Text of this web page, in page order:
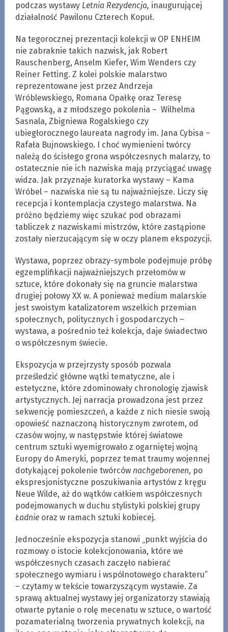
podczas wystawy Letnia Rezydencja, inaugurującej
działalność Pawilonu Czterech Kopuł.
Na tegorocznej prezentacji kolekcji w OP ENHEIM
nie zabraknie takich nazwisk, jak Robert
Rauschenberg, Anselm Kiefer, Wim Wenders czy
Reiner Fetting. Z kolei polskie malarstwo
reprezentowane jest przez Andrzeja
Wróblewskiego, Romana Opałkę oraz Teresę
Pągowską, a z młodszego pokolenia – Wilhelma
Sasnala, Zbigniewa Rogalskiego czy
ubiegłorocznego laureata nagrody im. Jana Cybisa –
Rafała Bujnowskiego. I choć wymienieni twórcy
należą do ścisłego grona współczesnych malarzy, to
ostatecznie nie ich nazwiska mają przyciągać uwagę
widza. Jak przyznaje kuratorka wystawy – Kama
Wróbel – nazwiska nie są tu najważniejsze. Liczy się
recepcja i kontemplacja czystego malarstwa. Na
próżno będziemy więc szukać pod obrazami
tabliczek z nazwiskami mistrzów, które zastąpione
zostały nierzucającym się w oczy planem ekspozycji.
Wystawa, poprzez obrazy-symbole podejmuje próbę
egzemplifikacji najważniejszych przełomów w
sztuce, które dokonały się na gruncie malarstwa
drugiej połowy XX w. A ponieważ medium malarskie
jest swoistym katalizatorem wszelkich przemian
społecznych, politycznych i gospodarczych –
wystawa, a pośrednio też kolekcja, daje świadectwo
o współczesnym świecie.
Ekspozycja w przejrzysty sposób pozwala
prześledzić główne wątki tematyczne, ale i
estetyczne, które zdominowały chronologię zjawisk
artystycznych. Jej narracja prowadzona jest przez
sekwencję pomieszczeń, a każde z nich niesie swoją
opowieść naznaczoną historycznym zwrotem, od
czasów wojny, w następstwie której światowe
centrum sztuki wyemigrowało z ogarniętej wojną
Europy do Ameryki, poprzez temat traumy wojennej
dotykającej pokolenie twórców nachgeborenen, po
ekspresjonistyczne poszukiwania artystów z kręgu
Neue Wilde, aż do wątków całkiem współczesnych
podejmowanych w duchu stylistyki polskiej grupy
Ładnie oraz w ramach sztuki kobiecej.
Jednocześnie ekspozycja stanowi „punkt wyjścia do
rozmowy o istocie kolekcjonowania, które we
współczesnych czasach zaczęło nabierać
społecznego wymiaru i wspólnotowego charakteru”
– czytamy w tekście towarzyszącym wystawie. Za
sprawą aktualnej wystawy jej organizatorzy stawiają
otwarte pytanie o rolę mecenatu w sztuce, o wartość
pozamaterialną tworzenia prywatnych kolekcji, na